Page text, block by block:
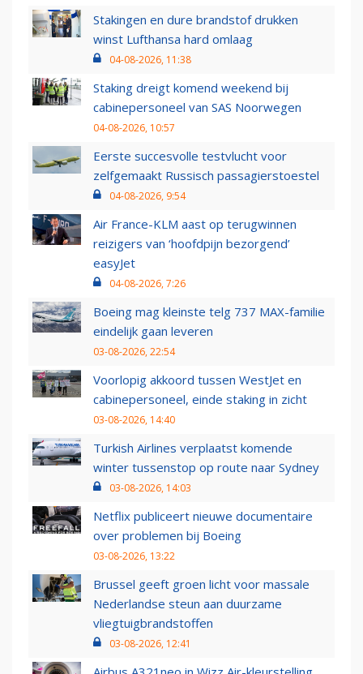
Stakingen en dure brandstof drukken
winst Lufthansa hard omlaag
04-08-2026, 11:38
Staking dreigt komend weekend bij
cabinepersoneel van SAS Noorwegen
04-08-2026, 10:57
Eerste succesvolle testvlucht voor
zelfgemaakt Russisch passagierstoestel
04-08-2026, 9:54
Air France-KLM aast op terugwinnen
reizigers van ‘hoofdpijn bezorgend’
easyJet
04-08-2026, 7:26
Boeing mag kleinste telg 737 MAX-familie
eindelijk gaan leveren
03-08-2026, 22:54
Voorlopig akkoord tussen WestJet en
cabinepersoneel, einde staking in zicht
03-08-2026, 14:40
Turkish Airlines verplaatst komende
winter tussenstop op route naar Sydney
03-08-2026, 14:03
Netflix publiceert nieuwe documentaire
over problemen bij Boeing
03-08-2026, 13:22
Brussel geeft groen licht voor massale
Nederlandse steun aan duurzame
vliegtuigbrandstoffen
03-08-2026, 12:41